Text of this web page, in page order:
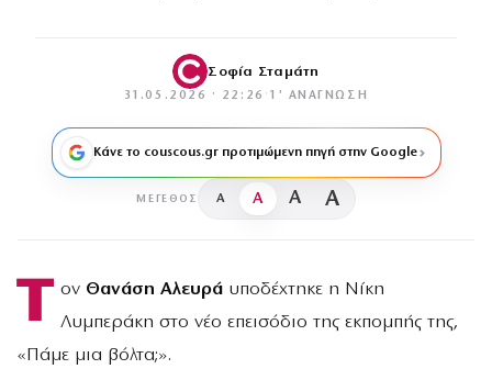
Σοφία Σταμάτη
31.05.2026 · 22:26 · 1′ ΑΝΆΓΝΩΣΗ
Κάνε το couscous.gr προτιμώμενη πηγή στην Google
ΜΈΓΕΘΟΣ A A A A
Τ ον Θανάση Αλευράυποδέχτηκε η Νίκη
Λυμπεράκη στο νέο επεισόδιο της εκπομπής της,
«Πάμε μια βόλτα;».